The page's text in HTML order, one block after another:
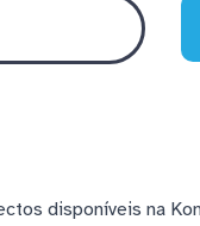
disponíveis na